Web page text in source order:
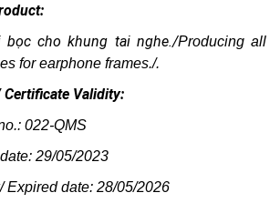
bọc cho khung tai nghe./Producing all
for earphone frames./.
Validity:
022-QMS
29/05/2023
/ Expired date: 28/05/2026